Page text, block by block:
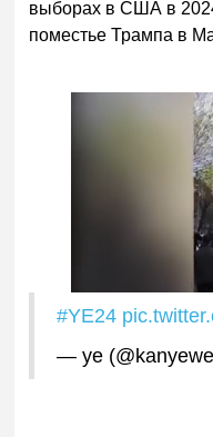
выборах в США в 2024
поместье Трампа в
#YE24
— ye